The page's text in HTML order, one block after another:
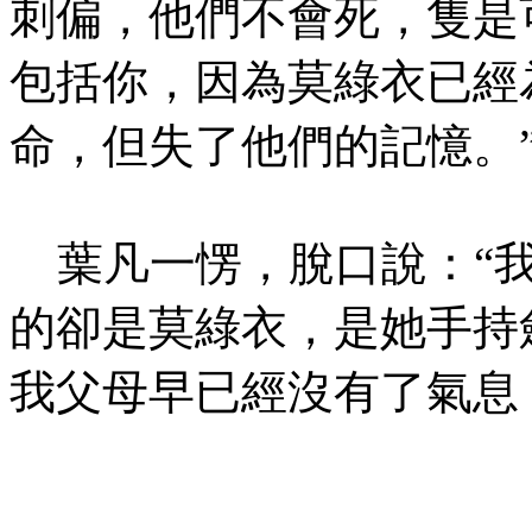
刺偏，他們不會死，隻
包括你，因為莫綠衣已
命，但失了他們的記憶。
葉凡一愣，脫口說：“
的卻是莫綠衣，是她手
我父母早已經沒有了氣